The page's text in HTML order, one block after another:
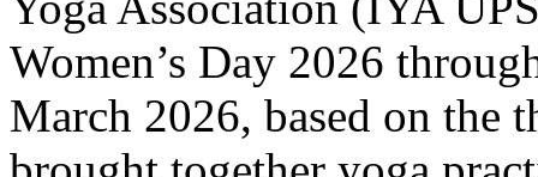
Women’s Day 2026
March 2026, based on the